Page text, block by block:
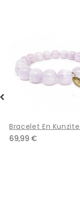
Bracelet De Perles...
79,99 €